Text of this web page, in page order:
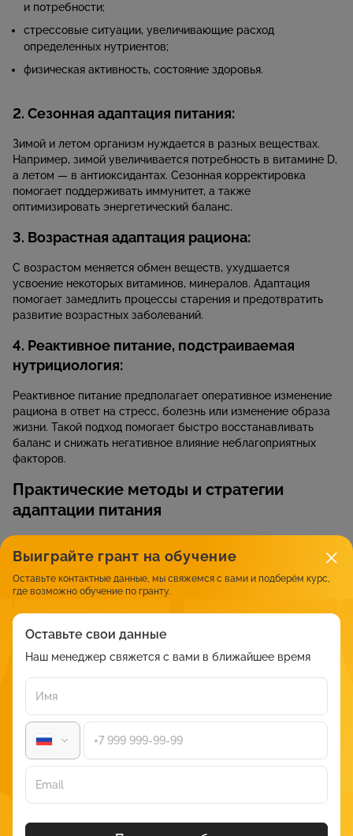
и потребности;
стрессовые ситуации, увеличивающие расход
определенных нутриентов;
физическая активность, состояние здоровья.
2. Сезонная адаптация питания:
Зимой и летом организм нуждается в разных веществах.
Например, зимой увеличивается потребность в витамине D,
а летом — в антиоксидантах. Сезонная корректировка
помогает поддерживать иммунитет, а также
оптимизировать энергетический баланс.
3. Возрастная адаптация рациона:
С возрастом меняется обмен веществ, ухудшается
усвоение некоторых витаминов, минералов. Адаптация
помогает замедлить процессы старения и предотвратить
развитие возрастных заболеваний.
4. Реактивное питание, подстраиваемая
нутрициология:
Реактивное питание предполагает оперативное изменение
рациона в ответ на стресс, болезнь или изменение образа
жизни. Такой подход помогает быстро восстанавливать
баланс и снижать негативное влияние неблагоприятных
факторов.
Практические методы и стратегии
адаптации питания
Метод Цель Преимущества
Биохимический
Оценка уровня
нутриентов
Отслеживание
пищевой
реакции
непереносимости,
аллергий
исключить
улучшить
пищевых привычках,
Выиграйте грант на обучение
Оставьте контактные данные, мы свяжемся с вами и подберём курс,
где возможно обучение по гранту.
Оставьте свои данные
Наш менеджер свяжется с вами в ближайшее время